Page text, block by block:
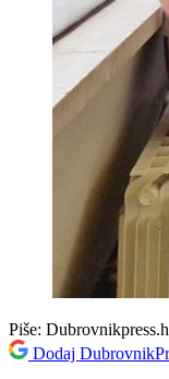
Piše:
Dodaj